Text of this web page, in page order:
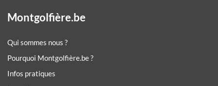
Montgolfière.be
Qui sommes nous ?
Pourquoi Montgolfière.be ?
Infos pratiques